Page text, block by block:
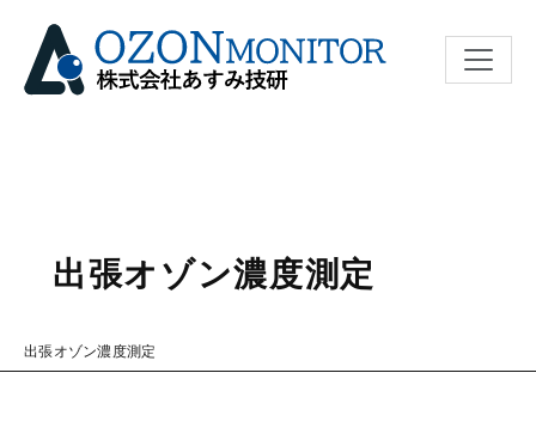
ナビ
出張オゾン濃度測定
出張オゾン濃度測定